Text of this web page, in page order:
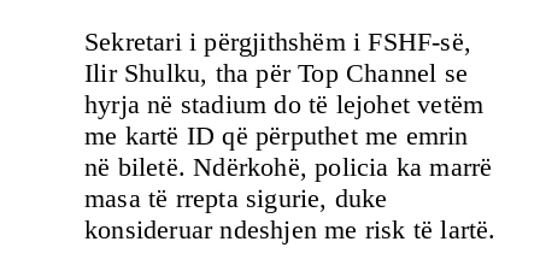
Sekretari i përgjithshëm i FSHF-së,
Ilir Shulku, tha për Top Channel se
hyrja në stadium do të lejohet vetëm
me kartë ID që përputhet me emrin
në biletë. Ndërkohë, policia ka marrë
masa të rrepta sigurie, duke
konsideruar ndeshjen me risk të lartë.